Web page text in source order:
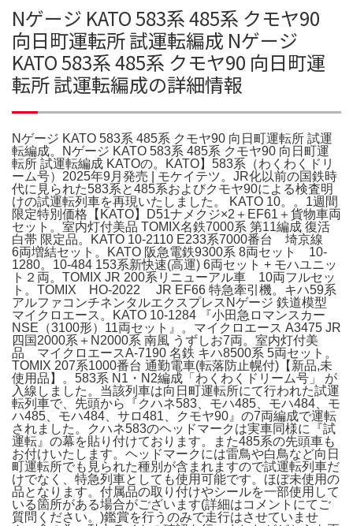
Nゲージ KATO 583系 485系 クモヤ90
向日町運転所 試運転編成 Nゲージ
KATO 583系 485系 クモヤ90 向日町運
転所 試運転編成の詳細情報
Nゲージ KATO 583系 485系 クモヤ90 向日町運転所 試運
転編成。Nゲージ KATO 583系 485系 クモヤ90 向日町運
転所 試運転編成 KATOの。KATO】583系（わくわくドリ
ーム号）2025年9月発売 | モケイテツ。JR化以前の国鉄時
代に見られた583系と485系およびクモヤ90による検査明
けの試運転列車を再現いたしました。 KATO 10。。1週間
限定特別価格【KATO】D51ナメクジ×2＋EF61＋貨物車両
セット。室内灯付美品 TOMIX名鉄7000系 第11編成 復活
白帯 限定品。KATO 10-2110 E233系7000番台 埼京線
6両増結セット。KATO 阪急電鉄9300系 8両セット 10-
1280。10-484 153系新快速(高運) 6両セット + モハユニッ
ト２両。TOMIX JR 200系リニューアル車 10両フルセッ
ト。TOMIX HO-2022 JR EF66 特急牽引機。キハ59系
アルファコンチネンタルエクスプレスNゲージ 鉄道模型
マイクロエース。KATO 10-1284 『小田急ロマンスカー
NSE（3100形）11両セット』。マイクロエース A3475 JR
四国2000系＋N2000系 南風 うずしお7両。室内灯付美
品 マイクロエースA-7190 名鉄 キハ8500系 5両セット。
TOMIX 207系1000番台 通勤電車(転落防止幌付)【新品,未
使用品】。583系 N1・N2編成「わくわくドリーム号」 が
入線しました。当該列車は向日町運転所にて行われた試運
転列車で、先頭から『クハネ583、モハ485、モハ484、モ
ハ485、モハ484、サロ481、クモヤ90』の7両編成で運転
されました。クハネ583のヘッドマークは実車同様に『試
運転』の幕を貼り付けております。また485系の先頭車も
お付けいたします。ヘッドマークには雷鳥や白鳥など向日
町運転所でも見られた種別が含まれますので試運転列車だ
けでなく、特急列車としても使用可能です。ほぼ未使用の
品となります。付属品の取り付けやシールを一部使用して
いる箇所がある場合がございます(詳細はコメントにてご
質問ください。)鑑賞を行うのみで走行はさせていませ